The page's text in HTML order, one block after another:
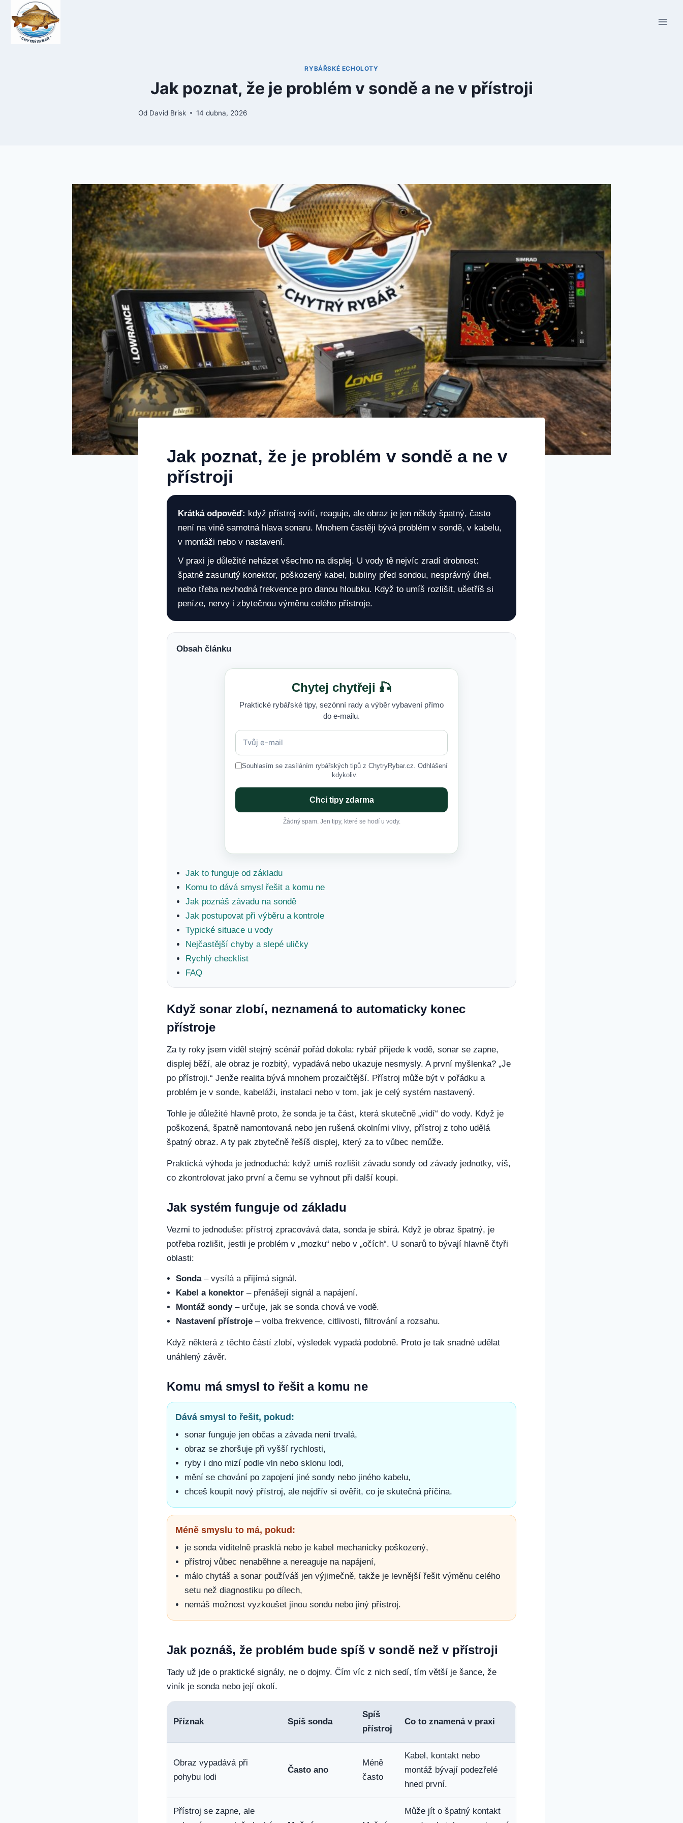
Přeskočit
obsah
RYBÁŘSKÉ ECHOLOTY
Jak poznat, že je problém v sondě a ne v přístroji
Od David Brisk 14 dubna, 2026
Jak poznat, že je problém v sondě a ne v
přístroji
Krátká odpověď: když přístroj svítí, reaguje, ale obraz je jen někdy špatný, často
není na vině samotná hlava sonaru. Mnohem častěji bývá problém v sondě, v kabelu,
v montáži nebo v nastavení.
V praxi je důležité neházet všechno na displej. U vody tě nejvíc zradí drobnost:
špatně zasunutý konektor, poškozený kabel, bubliny před sondou, nesprávný úhel,
nebo třeba nevhodná frekvence pro danou hloubku. Když to umíš rozlišit, ušetříš si
peníze, nervy i zbytečnou výměnu celého přístroje.
Obsah článku
Chytej chytřeji 🎣
Praktické rybářské tipy, sezónní rady a výběr vybavení přímo
do e-mailu.
Souhlasím se zasíláním rybářských tipů z ChytryRybar.cz. Odhlášení
kdykoliv.
Chci tipy zdarma
Žádný spam. Jen tipy, které se hodí u vody.
Jak to funguje od základu
Komu to dává smysl řešit a komu ne
Jak poznáš závadu na sondě
Jak postupovat při výběru a kontrole
Typické situace u vody
Nejčastější chyby a slepé uličky
Rychlý checklist
FAQ
Když sonar zlobí, neznamená to automaticky konec
přístroje
Za ty roky jsem viděl stejný scénář pořád dokola: rybář přijede k vodě, sonar se zapne,
displej běží, ale obraz je rozbitý, vypadává nebo ukazuje nesmysly. A první myšlenka? „Je
po přístroji.“ Jenže realita bývá mnohem prozaičtější. Přístroj může být v pořádku a
problém je v sonde, kabeláži, instalaci nebo v tom, jak je celý systém nastavený.
Tohle je důležité hlavně proto, že sonda je ta část, která skutečně „vidí“ do vody. Když je
poškozená, špatně namontovaná nebo jen rušená okolními vlivy, přístroj z toho udělá
špatný obraz. A ty pak zbytečně řešíš displej, který za to vůbec nemůže.
Praktická výhoda je jednoduchá: když umíš rozlišit závadu sondy od závady jednotky, víš,
co zkontrolovat jako první a čemu se vyhnout při další koupi.
Jak systém funguje od základu
Vezmi to jednoduše: přístroj zpracovává data, sonda je sbírá. Když je obraz špatný, je
potřeba rozlišit, jestli je problém v „mozku“ nebo v „očích“. U sonarů to bývají hlavně čtyři
oblasti:
Sonda– vysílá a přijímá signál.
Kabel a konektor – přenášejí signál a napájení.
Montáž sondy– určuje, jak se sonda chová ve vodě.
Nastavení přístroje – volba frekvence, citlivosti, filtrování a rozsahu.
Když některá z těchto částí zlobí, výsledek vypadá podobně. Proto je tak snadné udělat
unáhlený závěr.
Komu má smysl to řešit a komu ne
Dává smysl to řešit, pokud:
sonar funguje jen občas a závada není trvalá,
obraz se zhoršuje při vyšší rychlosti,
ryby i dno mizí podle vln nebo sklonu lodi,
mění se chování po zapojení jiné sondy nebo jiného kabelu,
chceš koupit nový přístroj, ale nejdřív si ověřit, co je skutečná příčina.
Méně smyslu to má, pokud:
je sonda viditelně prasklá nebo je kabel mechanicky poškozený,
přístroj vůbec nenaběhne a nereaguje na napájení,
málo chytáš a sonar používáš jen výjimečně, takže je levnější řešit výměnu celého
setu než diagnostiku po dílech,
nemáš možnost vyzkoušet jinou sondu nebo jiný přístroj.
Jak poznáš, že problém bude spíš v sondě než v přístroji
Tady už jde o praktické signály, ne o dojmy. Čím víc z nich sedí, tím větší je šance, že
viník je sonda nebo její okolí.
Příznak Spíš sonda
Spíš
přístroj
Co to znamená v praxi
Obraz vypadává při
pohybu lodi
Často ano
Méně
často
Kabel, kontakt nebo
montáž bývají podezřelé
hned první.
Přístroj se zapne, ale
Může jít o špatný kontakt